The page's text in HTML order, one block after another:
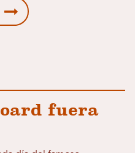
fuera